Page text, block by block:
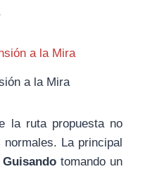
a la Mira
la ruta propuesta no
La principal
Guisando tomando un